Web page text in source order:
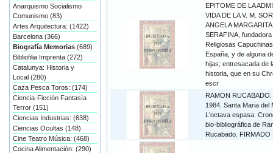
EPITOME DE LA
VIDA DE LA V. M. SOR
ANGELA MARGARITA
SERAFINA,
Religiosas
España, y de alguna
hijas; entresacada de
historia, que en su
escr
RAMON
1984. Santa Maria del
L'octava espasa.
bio-bibliográfica de
Rucabado. FIRMADO
Anarquismo Socialismo
Comunismo (83)
Artes Arquitectura: (1422)
Barcelona (366)
Biografía Memorias (689)
Bibliofilia Imprenta (272)
Catalunya: Historia y
Local (280)
Caza Pesca Toros: (174)
Ciencia-Ficción Fantasía
Terror (151)
Ciencias Industrias: (638)
Ciencias Ocultas (148)
Cine Teatro Música: (468)
Cocina Alimentación: (290)